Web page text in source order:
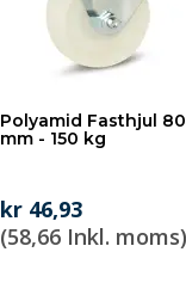
Polyamid Fasthjul 80
mm - 150 kg
kr 46,93
(58,66 Inkl. moms)